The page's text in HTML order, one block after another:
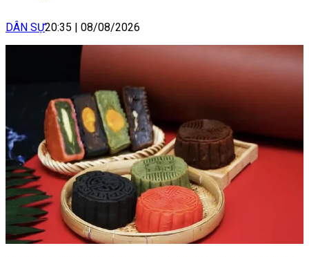
DÂN SỰ20:35 08/08/2026